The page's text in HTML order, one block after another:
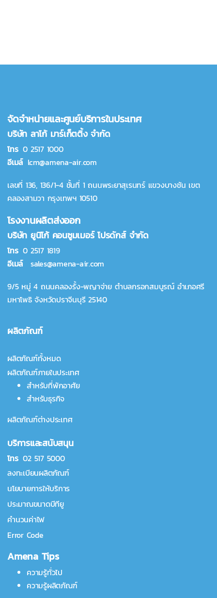
จัดจำหน่ายและศูนย์บริการในประเทศ
บริษัท ลาโก้ มาร์เก็ตติ้ง จำกัด
โทร 0 2517 1000
อีเมล์ lcm@amena-air.com
เลขที่ 136, 136/1-4 ชั้นที่ 1 ถนนพระยาสุเรนทร์ แขวงบางชัน เขต
คลองสามวา กรุงเทพฯ 10510
โรงงานผลิตส่งออก
บริษัท ยูนิโก้ คอนซูมเมอร์ โปรดักส์ จำกัด
โทร 0 2517 1819
อีเมล์
sales@amena-air.com
9/5 หมู่ 4 ถนนคลองรั้ง-พญาจ่าย ตำบลกรอกสมบูรณ์ อำเภอศรี
มหาโพธิ จังหวัดปราจีนบุรี 25140
ผลิตภัณฑ์
ผลิตภัณฑ์ทั้งหมด
ผลิตภัณฑ์ภายในประเทศ
สำหรับที่พักอาศัย
สำหรับธุรกิจ
ผลิตภัณฑ์ต่างประเทศ
บริการและสนับสนุน
โทร 02 517 5000
ลงทะเบียนผลิตภัณฑ์
นโยบายการให้บริการ
ประมาณขนาดบีทียู
คำนวนค่าไฟ
Error Code
Amena Tips
ความรู้ทั่วไป
ความรู้ผลิตภัณฑ์